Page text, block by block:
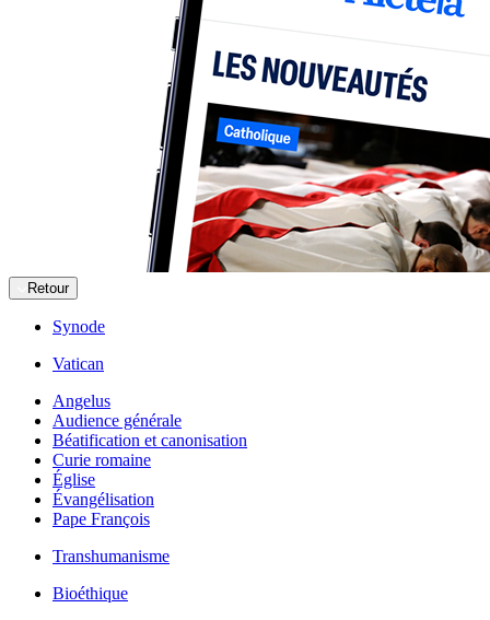
Retour
Synode
Vatican
Angelus
Audience générale
Béatification et canonisation
Curie romaine
Église
Évangélisation
Pape François
Transhumanisme
Bioéthique